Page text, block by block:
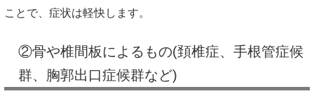
ことで、症状は軽快します。
②骨や椎間板によるもの(頚椎症、手根管症候
群、胸郭出口症候群など)